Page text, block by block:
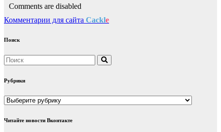
Comments are disabled
Комментарии для сайта Cackle
Поиск
Рубрики
Рубрики
Читайте новости Вконтакте